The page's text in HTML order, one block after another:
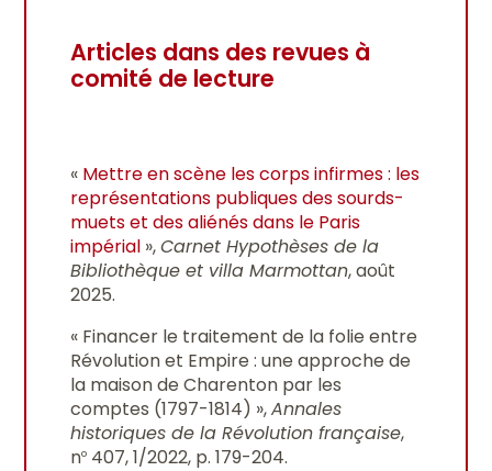
Articles dans des revues à
comité de lecture
« Mettre en scène les corps infirmes : les
représentations publiques des sourds-
muets et des aliénés dans le Paris
impérial »,Carnet Hypothèses de la
Bibliothèque et villa Marmottan, août
2025.
« Financer le traitement de la folie entre
Révolution et Empire : une approche de
la maison de Charenton par les
comptes (1797-1814) »,Annales
historiques de la Révolution française,
no 407, 1/2022, p. 179-204.